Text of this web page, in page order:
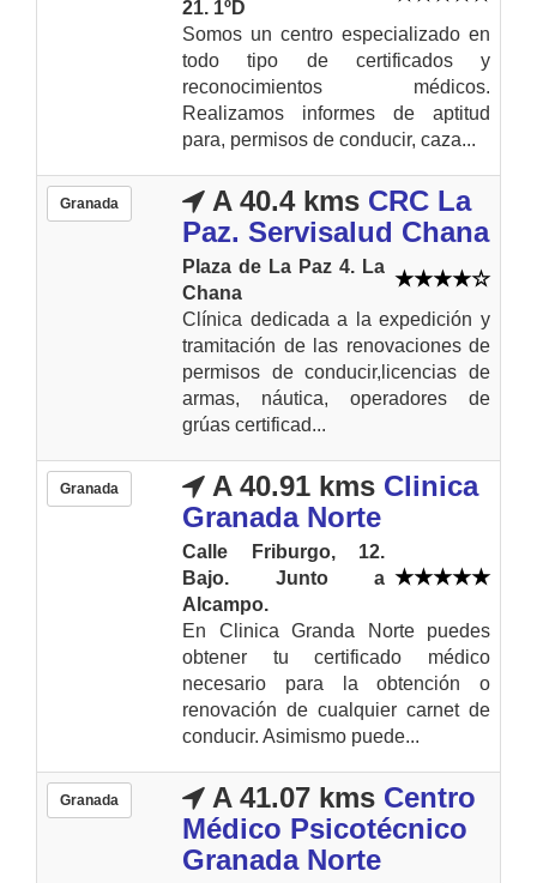
21. 1ºD
Somos un centro especializado en
todo tipo de certificados y
reconocimientos médicos.
Realizamos informes de aptitud
para, permisos de conducir, caza...
Granada A 40.4 kms CRC La
Paz. Servisalud Chana
Plaza de La Paz 4. La
Chana
Clínica dedicada a la expedición y
tramitación de las renovaciones de
permisos de conducir,licencias de
armas, náutica, operadores de
grúas certificad...
Granada A 40.91 kms Clinica
Granada Norte
Calle Friburgo, 12.
Bajo. Junto a
Alcampo.
En Clinica Granda Norte puedes
obtener tu certificado médico
necesario para la obtención o
renovación de cualquier carnet de
conducir. Asimismo puede...
Granada A 41.07 kms Centro
Médico Psicotécnico
Granada Norte